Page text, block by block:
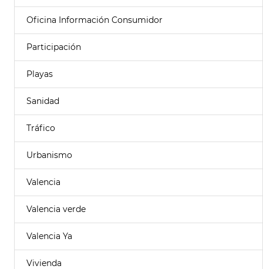
Oficina Información Consumidor
Participación
Playas
Sanidad
Tráfico
Urbanismo
Valencia
Valencia verde
Valencia Ya
Vivienda